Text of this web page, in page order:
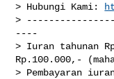
> Hubungi Kami:
>
----
> Iuran tahunan
Rp.100.000,-
> Pembayaran